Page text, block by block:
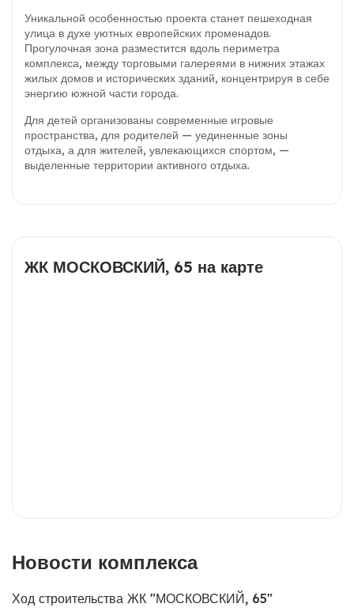
Уникальной особенностью проекта станет пешеходная
улица в духе уютных европейских променадов.
Прогулочная зона разместится вдоль периметра
комплекса, между торговыми галереями в нижних этажах
жилых домов и исторических зданий, концентрируя в себе
энергию южной части города.
Для детей организованы современные игровые
пространства, для родителей — уединенные зоны
отдыха, а для жителей, увлекающихся спортом, —
выделенные территории активного отдыха.
ЖК МОСКОВСКИЙ, 65 на карте
Новости комплекса
Ход строительства ЖК "МОСКОВСКИЙ, 65"